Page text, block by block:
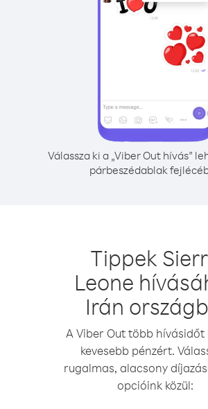
Válassza ki a „Viber Out hívás”
párbeszédablak
Tippek
Leone
Irán
A Viber Out több hívásidőt
kevesebb pénzért.
rugalmas, alacsony
opcióink közül: